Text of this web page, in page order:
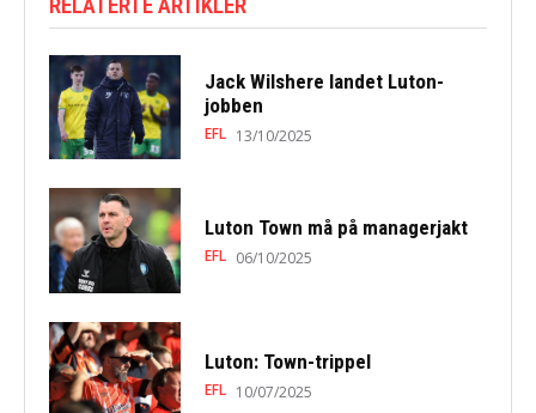
Jack Wilshere landet Luton-
jobben
EFL 13/10/2025
Luton Town må på managerjakt
EFL 06/10/2025
Luton: Town-trippel
EFL 10/07/2025